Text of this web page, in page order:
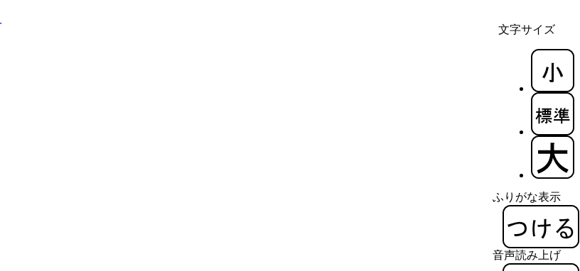
文字サイズ
ふりがな表示
音声読み上げ